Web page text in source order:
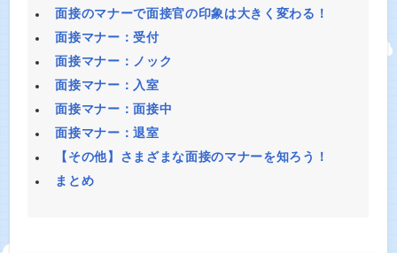
面接のマナーで面接官の印象は大きく変わる！
面接マナー：受付
面接マナー：ノック
面接マナー：入室
面接マナー：面接中
面接マナー：退室
【その他】さまざまな面接のマナーを知ろう！
まとめ